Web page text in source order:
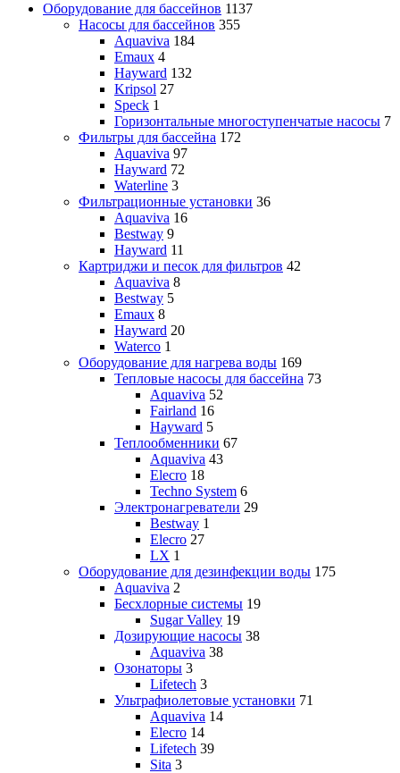
Оборудование для бассейнов 1137
Насосы для бассейнов 355
Aquaviva 184
Emaux 4
Hayward 132
Kripsol 27
Speck 1
Горизонтальные многоступенчатые насосы 7
Фильтры для бассейна 172
Aquaviva 97
Hayward 72
Waterline 3
Фильтрационные установки 36
Aquaviva 16
Bestway 9
Hayward 11
Картриджи и песок для фильтров 42
Aquaviva 8
Bestway 5
Emaux 8
Hayward 20
Waterco 1
Оборудование для нагрева воды 169
Тепловые насосы для бассейна 73
Aquaviva 52
Fairland 16
Hayward 5
Теплообменники 67
Aquaviva 43
Elecro 18
Techno System 6
Электронагреватели 29
Bestway 1
Elecro 27
LX 1
Оборудование для дезинфекции воды 175
Aquaviva 2
Бесхлорные системы 19
Sugar Valley 19
Дозирующие насосы 38
Aquaviva 38
Озонаторы 3
Lifetech 3
Ультрафиолетовые установки 71
Aquaviva 14
Elecro 14
Lifetech 39
Sita 3